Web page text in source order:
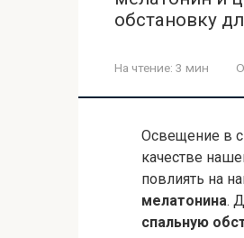
обстановку
На чтение: 3 мин
Освещение в
качестве
повлиять на
мелатонина.
спальную